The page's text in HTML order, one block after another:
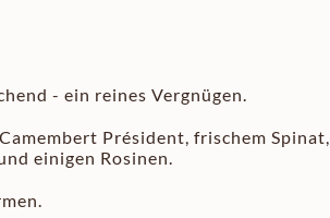
- ein reines Vergnügen.
Président, frischem Spinat,
einigen Rosinen.